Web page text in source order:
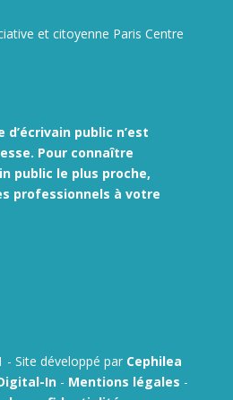
et citoyenne Paris Centre
public n’est
Pour connaître
public le plus proche,
professionnels à votre
- Site développé par Cephilea
In - Mentions légales -